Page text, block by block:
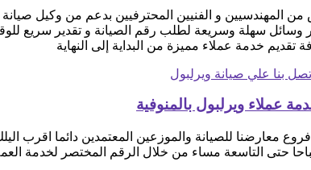
و الفنيين المحترفيين بدعم من وكيل صيانة
وسائل سهلة وسريعة لطلب رقم الصيانة و تقدير سريع
تقديم خدمة عملاء مميزة من البداية إلى النهاية
اتصل بنا علي صيانة ويرلبول
عملاء ويرلبول بالمنوفية
معارضنا للصيانة والموزعين المعتمدين دائما اقرب
حتى التاسعة مساء من خلال الرقم المختصر لخدمة